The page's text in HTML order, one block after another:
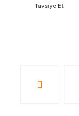
Tavsiye Et